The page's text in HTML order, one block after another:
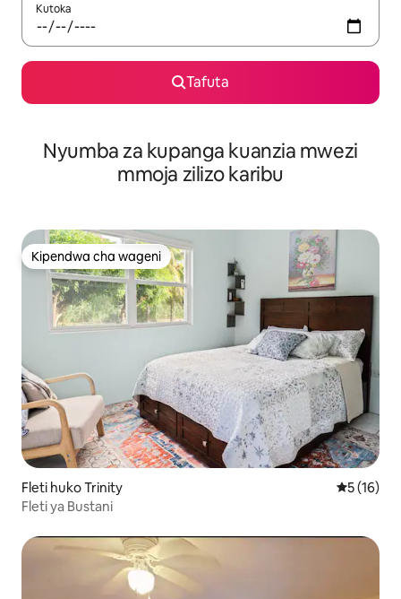
Kutoka
Tafuta
Nyumba za kupanga kuanzia mwezi
mmoja zilizo karibu
Kipendwa cha wageni
Kipendwa cha wageni
Fleti huko Trinity Ukadiriaji
5 (16)
Fleti ya Bustani